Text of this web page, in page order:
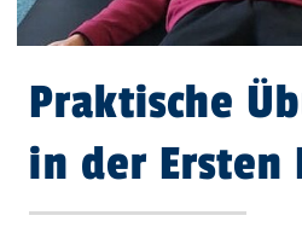
Praktische
in der Ersten